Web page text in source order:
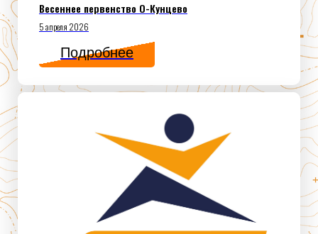
Весеннее первенство О-Кунцево
5 апреля 2026